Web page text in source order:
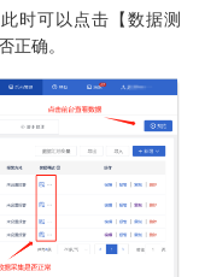
时可以点击【数据测
正确。